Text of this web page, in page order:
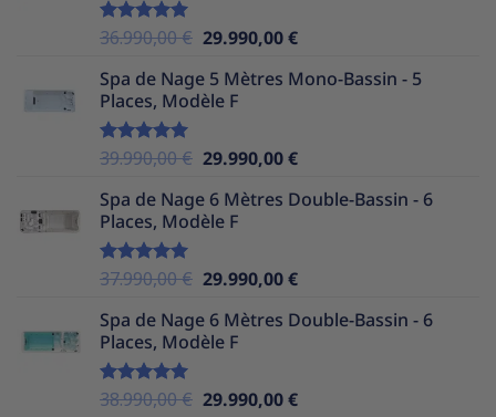
Note5.00
36.990,00€ Le
initial
était :
29.990,00€Le
actuel
Spa de Nage 5 Mètres Mono-Bassin - 5
Places, Modèle F
Note5.00
39.990,00€ Le
initial
était :
29.990,00€Le
actuel
Spa de Nage 6 Mètres Double-Bassin - 6
Places, Modèle F
Note5.00
37.990,00€ Le
initial
était :
29.990,00€Le
actuel
Spa de Nage 6 Mètres Double-Bassin - 6
Places, Modèle F
Note5.00
38.990,00€ Le
29.990,00€Le